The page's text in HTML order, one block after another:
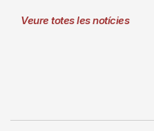
Veure totes les notícies